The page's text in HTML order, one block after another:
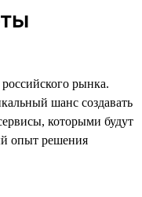
рынка.
шанс создавать
которыми будут
опыт решения